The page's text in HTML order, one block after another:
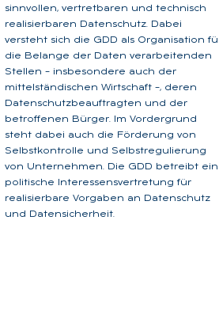
sinnvollen, vertretbaren und technisch
realisierbaren Datenschutz. Dabei
versteht sich die GDD als Organisation
die Belange der Daten verarbeitenden
Stellen – insbesondere auch der
mittelständischen Wirtschaft –, deren
Datenschutzbeauftragten und der
betroffenen Bürger. Im Vordergrund
steht dabei auch die Förderung von
Selbstkontrolle und Selbstregulierung
von Unternehmen. Die GDD betreibt
politische Interessensvertretung für
realisierbare Vorgaben an Datenschutz
und Datensicherheit.